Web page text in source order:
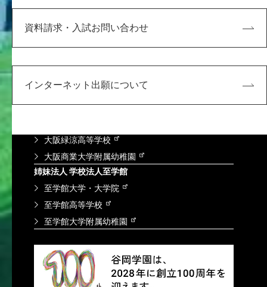
資料請求・入試お問い合わせ
インターネット出願について
Microsoft365
求人検索NAVI
大阪商業大学・大学院
大阪商業大学高等学校
大阪緑涼高等学校
大阪商業大学附属幼稚園
姉妹法人 学校法人至学館
至学館大学・大学院
至学館高等学校
至学館大学附属幼稚園